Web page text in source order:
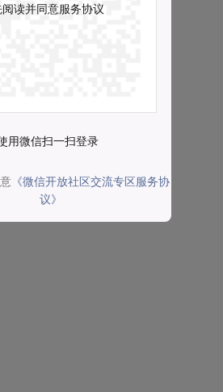
读并同意服务协议
用微信扫一扫登录
《微信开放社区交流专区服务协
议》